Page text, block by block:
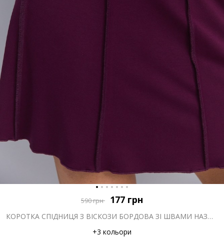
590грн 177 грн
КОРОТКА СПІДНИЦЯ З ВІСКОЗИ БОРДОВА ЗІ ШВАМИ НАЗОВНІ
+3 кольори